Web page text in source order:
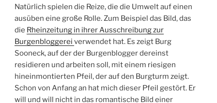
Natürlich spielen die Reize, die die Umwelt auf einen
ausüben eine große Rolle. Zum Beispiel das Bild, das
die Rheinzeitung in ihrer Ausschreibung zur
Burgenbloggerei verwendet hat. Es zeigt Burg
Sooneck, auf der der Burgenblogger dereinst
residieren und arbeiten soll, mit einem riesigen
hineinmontierten Pfeil, der auf den Burgturm zeigt.
Schon von Anfang an hat mich dieser Pfeil gestört. Er
will und will nicht in das romantische Bild einer